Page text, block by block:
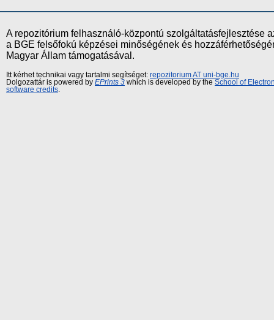
A repozitórium felhasználó-központú szolgáltatásfejlesztése
a BGE felsőfokú képzései minőségének és
Magyar Állam támogatásával.
Itt kérhet technikai vagy tartalmi segítséget: repozitorium AT uni-bge.hu
Dolgozattár is powered by EPrints 3 which is developed by the School of
software credits